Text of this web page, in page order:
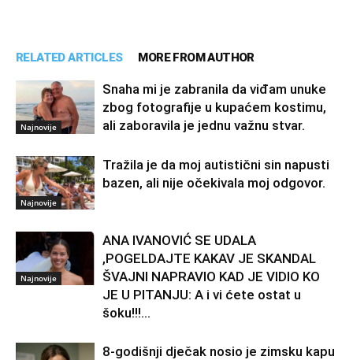
RELATED ARTICLES MORE FROM AUTHOR
Najnovije
Snaha mi je zabranila da viđam unuke
zbog fotografije u kupaćem kostimu,
ali zaboravila je jednu važnu stvar.
Najnovije
Tražila je da moj autistični sin napusti
bazen, ali nije očekivala moj odgovor.
Najnovije
ANA IVANOVIĆ SE UDALA
,POGELDAJTE KAKAV JE SKANDAL
ŠVAJNI NAPRAVIO KAD JE VIDIO KO
JE U PITANJU: A i vi ćete ostat u
šoku!!!...
8-godišnji dječak nosio je zimsku kapu